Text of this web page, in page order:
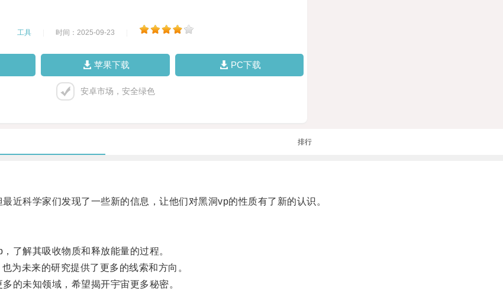
工具 时间：2025-09-23
苹果下载 PC下载
安卓市场，安全绿色
排行
科学家们发现了一些新的信息，让他们对黑洞vp的性质有了新的认识。
解其吸收物质和释放能量的过程。
未来的研究提供了更多的线索和方向。
未知领域，希望揭开宇宙更多秘密。